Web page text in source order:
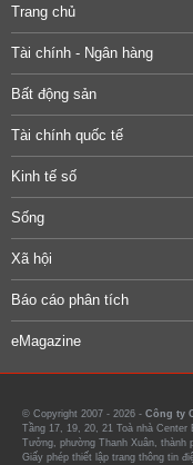
Trang chủ
Tài chính - Ngân hàng
Bất động sản
Tài chính quốc tế
Kinh tế số
Sống
Xã hội
Báo cáo phân tích
eMagazine
© Copyright 2007 - 2026 - Công ty
Tầng 17, 19, 20, 21 Toà nhà
Tưởng, phường Thanh Xuân, thành
Giấy phép thiết lập trang thông tin